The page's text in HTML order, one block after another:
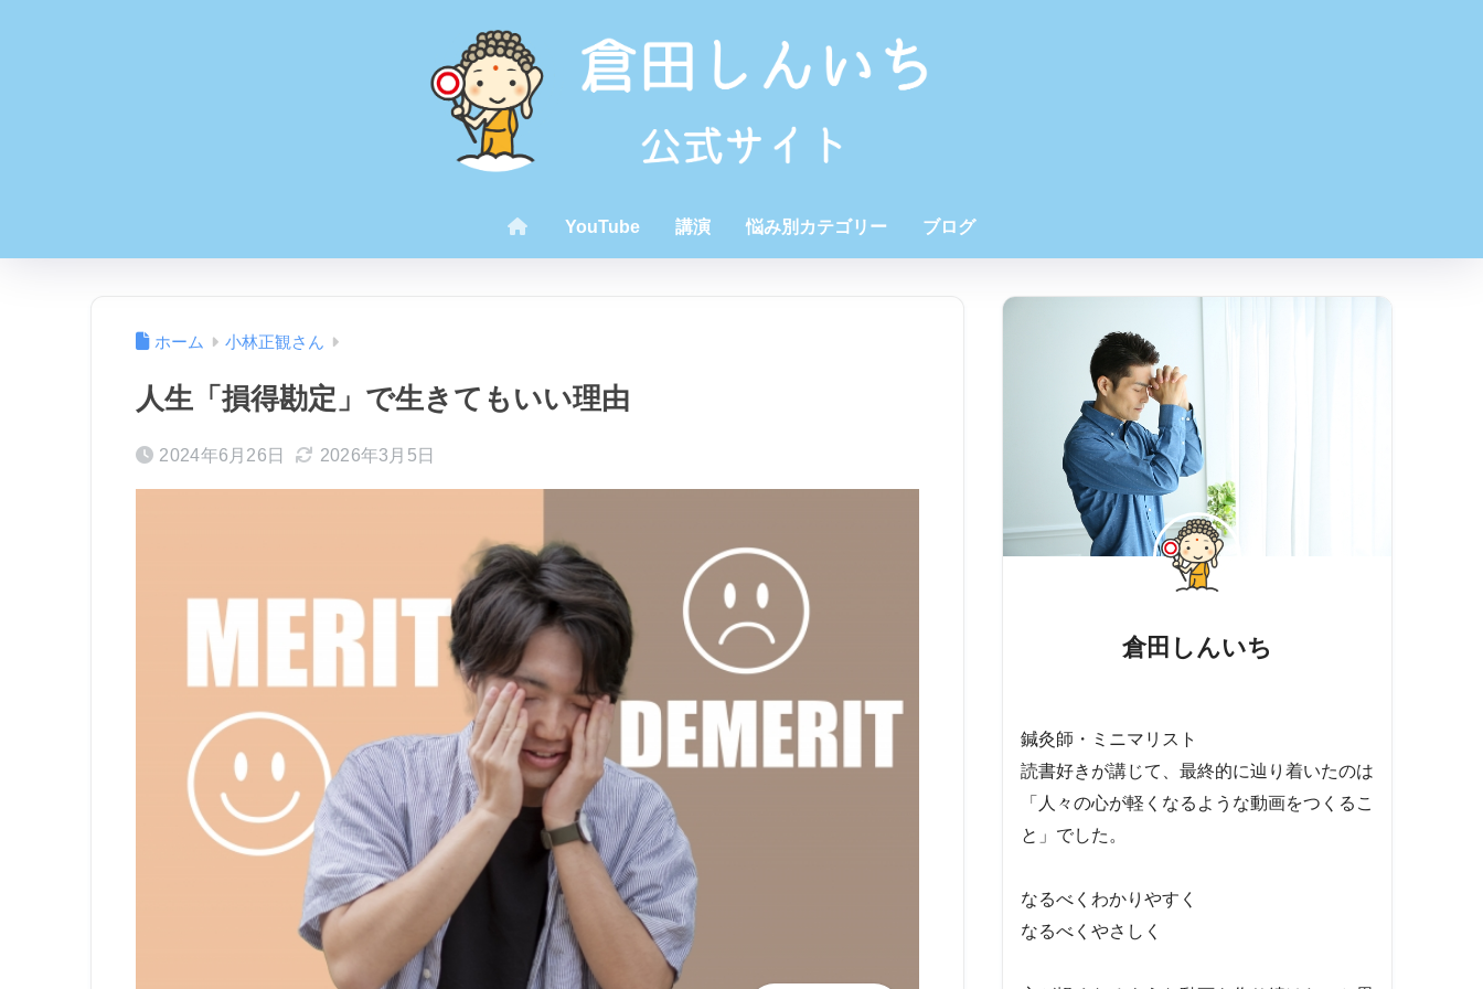
YouTube 講演 悩み別カテゴリー ブログ
ホーム 小林正観さん
人生「損得勘定」で生きてもいい理由
2024年6月26日 2026年3月5日
倉田しんいち
鍼灸師・ミニマリスト
読書好きが講じて、最終的に辿り着いたのは
「人々の心が軽くなるような動画をつくるこ
と」でした。
なるべくわかりやすく
なるべくやさしく